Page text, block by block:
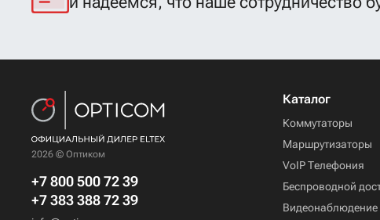
2026 © Оптиком
+7 800 500 72 39
+7 383 388 72 39
Каталог
Коммутаторы
Маршрутизаторы
VoIP Телефония
Беспроводной
Видеонаблюдение